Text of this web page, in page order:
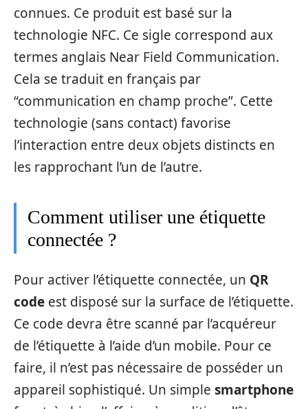
connues. Ce produit est basé sur la
technologie NFC. Ce sigle correspond aux
termes anglais Near Field Communication.
Cela se traduit en français par
“communication en champ proche”. Cette
technologie (sans contact) favorise
l’interaction entre deux objets distincts en
les rapprochant l’un de l’autre.
Comment utiliser une étiquette
connectée ?
Pour activer l’étiquette connectée, un QR
code est disposé sur la surface de l’étiquette.
Ce code devra être scanné par l’acquéreur
de l’étiquette à l’aide d’un mobile. Pour ce
faire, il n’est pas nécessaire de posséder un
appareil sophistiqué. Un simple smartphone